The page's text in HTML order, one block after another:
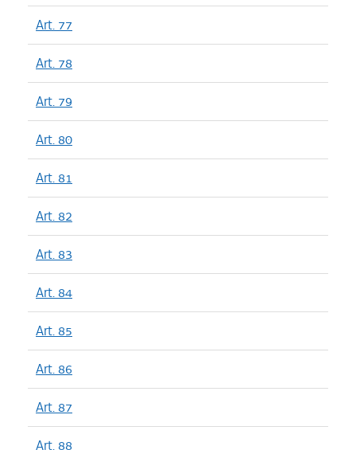
Art. 77
Art. 78
Art. 79
Art. 80
Art. 81
Art. 82
Art. 83
Art. 84
Art. 85
Art. 86
Art. 87
Art. 88